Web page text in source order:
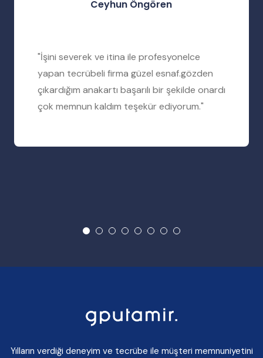
Ceyhun Öngören
"İşini severek ve itina ile profesyonelce
yapan tecrübeli firma güzel esnaf.gözden
çıkardığım anakartı başarılı bir şekilde onardı
çok memnun kaldım teşekür ediyorum."
Yılların verdiği deneyim ve tecrübe ile müşteri memnuniyetini